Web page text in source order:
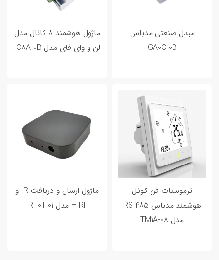
مبدل صنعتی مدباس
GA0C-0B
ماژول هوشمند 8 کانال مدل
لن و وای فای مدل IO8A-0B
ترموستات فن کوئل
هوشمند مدباس RS-485
مدل TM1A-08
ماژول ارسال و دریافت IR و
RF – مدل IRF0T-01
20 اردیبهشت 1402
0 تا 100 خانه هوشمند و مراحل هوشمند
سازی خانه شما